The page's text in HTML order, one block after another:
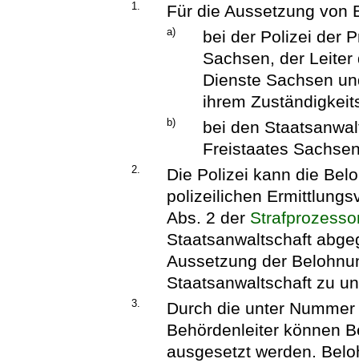
1. Für die Aussetzung von
a)
bei der Polizei der
Sachsen, der
Dienste Sachsen
ihrem
b)
bei den
Freistaates
2.
Die Polizei kann die
polizeilichen
Abs. 2 der
Staatsanwaltschaft
Aussetzung der
Staatsanwaltschaft zu
3.
Durch die unter
Behördenleiter können
ausgesetzt werden.